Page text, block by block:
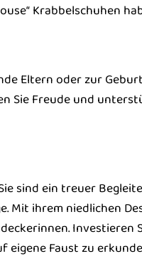
Krabbelschuhen
Eltern oder zur
Sie Freude und
sind ein treuer
Mit ihrem niedlichen
Investieren
eigene Faust zu